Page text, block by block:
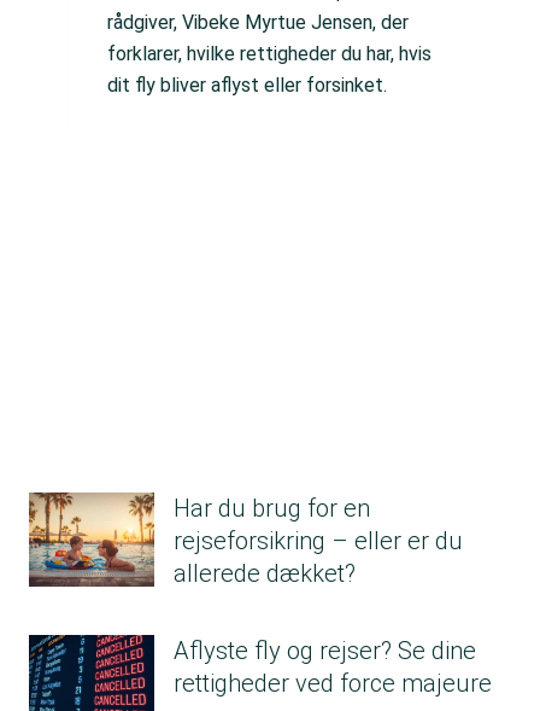
rådgiver, Vibeke Myrtue Jensen, der
forklarer, hvilke rettigheder du har, hvis
dit fly bliver aflyst eller forsinket.
Har du brug for en
rejseforsikring – eller er du
allerede dækket?
Aflyste fly og rejser? Se dine
rettigheder ved force majeure